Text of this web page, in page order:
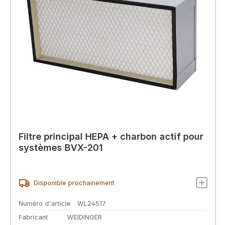
Filtre principal HEPA + charbon actif pour
systèmes BVX-201
Disponible prochainement
Numéro d'article
WL24517
Fabricant
WEIDINGER